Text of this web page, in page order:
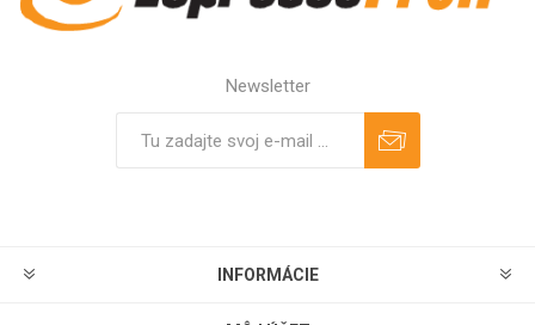
Newsletter
INFORMÁCIE